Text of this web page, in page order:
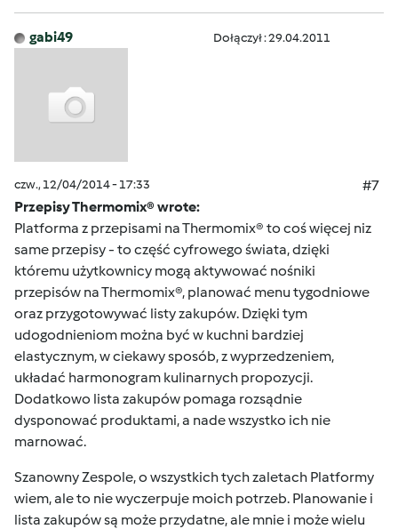
gabi49 Dołączył : 29.04.2011
czw., 12/04/2014 - 17:33
#7
Przepisy Thermomix® wrote:
Platforma z przepisami na Thermomix® to coś więcej niz
same przepisy - to część cyfrowego świata, dzięki
któremu użytkownicy mogą aktywować nośniki
przepisów na Thermomix®, planować menu tygodniowe
oraz przygotowywać listy zakupów. Dzięki tym
udogodnieniom można być w kuchni bardziej
elastycznym, w ciekawy sposób, z wyprzedzeniem,
układać harmonogram kulinarnych propozycji.
Dodatkowo lista zakupów pomaga rozsądnie
dysponować produktami, a nade wszystko ich nie
marnować.
Szanowny Zespole, o wszystkich tych zaletach Platformy
wiem, ale to nie wyczerpuje moich potrzeb. Planowanie i
lista zakupów są może przydatne, ale mnie i może wielu